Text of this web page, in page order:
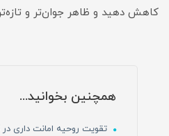
کاهش دهید و ظاهر جوان‌تر و
همچنین بخوانید...
تقویت روحیه امانت داری